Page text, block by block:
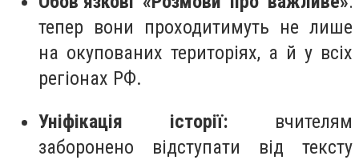
тепер вони проходитимуть не лише
на окупованих територіях, а й у всіх
регіонах РФ.
Уніфікація історії: вчителям
заборонено відступати від тексту